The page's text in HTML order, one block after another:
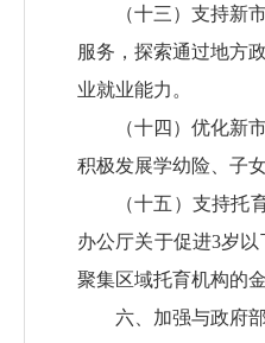
（十三）支持新
服务，探索通过地方
业就业能力。
（十四）优化新
积极发展学幼险、子
（十五）支持
办公厅关于促进3岁
聚集区域托育机构的
六、加强与政府